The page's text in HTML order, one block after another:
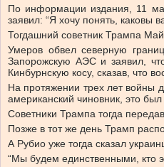
По информации издания, 11
заявил: “Я хочу понять, каковы
Тогдашний советник Трампа
Умеров обвел северную
Запорожскую АЭС и заявил,
Кинбурнскую косу, сказав, что
На протяжении трех лет войны
американский чиновник, это
Советники Трампа тогда
Позже в тот же день Трамп
А Рубио уже тогда сказал
“Мы будем единственными, кто